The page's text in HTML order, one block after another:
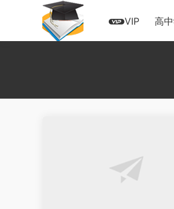
VIP 高